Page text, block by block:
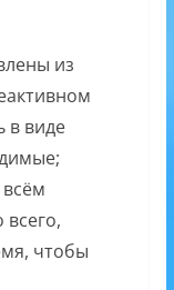
из
в виде
чтобы